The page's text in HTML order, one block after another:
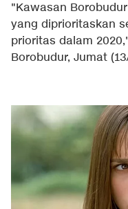
"Kawasan
yang diprioritaskan
prioritas dalam
Borobudur, Jumat